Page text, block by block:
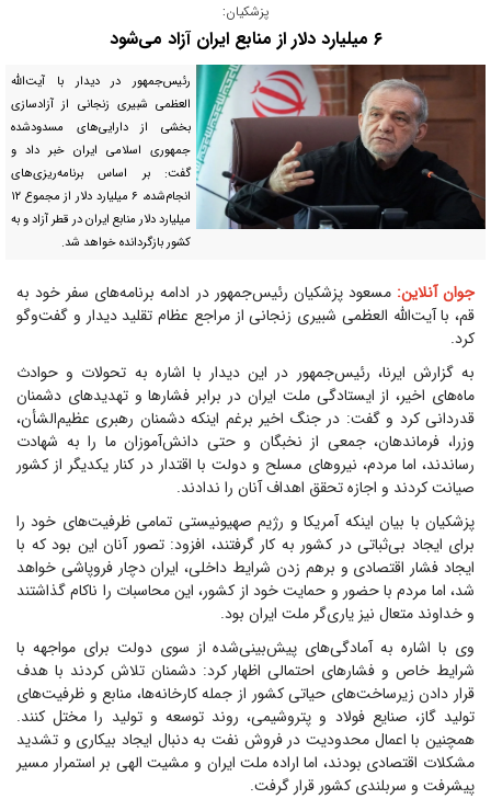
پزشکیان:
۶ میلیارد دلار از منابع ایران آزاد می‌شود
رئیس‌جمهور در دیدار با آیت‌الله
العظمی شبیری زنجانی از آزادسازی
بخشی از دارایی‌های مسدودشده
جمهوری اسلامی ایران خبر داد و
گفت: بر اساس برنامه‌ریزی‌های
انجام‌شده، ۶ میلیارد دلار از مجموع ۱۲
میلیارد دلار منابع ایران در قطر آزاد و به
کشور بازگردانده خواهد شد.
جوان آنلاین: مسعود پزشکیان رئیس‌جمهور در ادامه برنامه‌های سفر خود به
قم، با آیت‌الله العظمی شبیری زنجانی از مراجع عظام تقلید دیدار و گفت‌وگو
کرد.
به گزارش ایرنا، رئیس‌جمهور در این دیدار با اشاره به تحولات و حوادث
ماه‌های اخیر، از ایستادگی ملت ایران در برابر فشارها و تهدیدهای دشمنان
قدردانی کرد و گفت: در جنگ اخیر برغم اینکه دشمنان رهبری عظیم‌الشأن،
وزرا، فرماندهان، جمعی از نخبگان و حتی دانش‌آموزان ما را به شهادت
رساندند، اما مردم، نیروهای مسلح و دولت با اقتدار در کنار یکدیگر از کشور
صیانت کردند و اجازه تحقق اهداف آنان را ندادند.
پزشکیان با بیان اینکه آمریکا و رژیم صهیونیستی تمامی ظرفیت‌های خود را
برای ایجاد بی‌ثباتی در کشور به کار گرفتند، افزود: تصور آنان این بود که با
ایجاد فشار اقتصادی و برهم زدن شرایط داخلی، ایران دچار فروپاشی خواهد
شد، اما مردم با حضور و حمایت خود از کشور، این محاسبات را ناکام گذاشتند
و خداوند متعال نیز یاری‌گر ملت ایران بود.
وی با اشاره به آمادگی‌های پیش‌بینی‌شده از سوی دولت برای مواجهه با
شرایط خاص و فشارهای احتمالی اظهار کرد: دشمنان تلاش کردند با هدف
قرار دادن زیرساخت‌های حیاتی کشور از جمله کارخانه‌ها، منابع و ظرفیت‌های
تولید گاز، صنایع فولاد و پتروشیمی، روند توسعه و تولید را مختل کنند.
همچنین با اعمال محدودیت در فروش نفت به دنبال ایجاد بیکاری و تشدید
مشکلات اقتصادی بودند، اما اراده ملت ایران و مشیت الهی بر استمرار مسیر
پیشرفت و سربلندی کشور قرار گرفت.